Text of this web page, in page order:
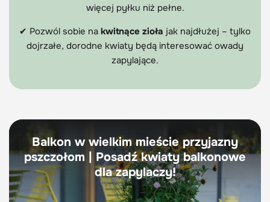
więcej pyłku niż pełne.
✔ Pozwól sobie na kwitnące zioła jak najdłużej – tylko
dojrzałe, dorodne kwiaty będą interesować owady
zapylające.
Balkon w wielkim mieście przyjazny
pszczołom | Posadź kwiaty balkonowe
dla zapylaczy!